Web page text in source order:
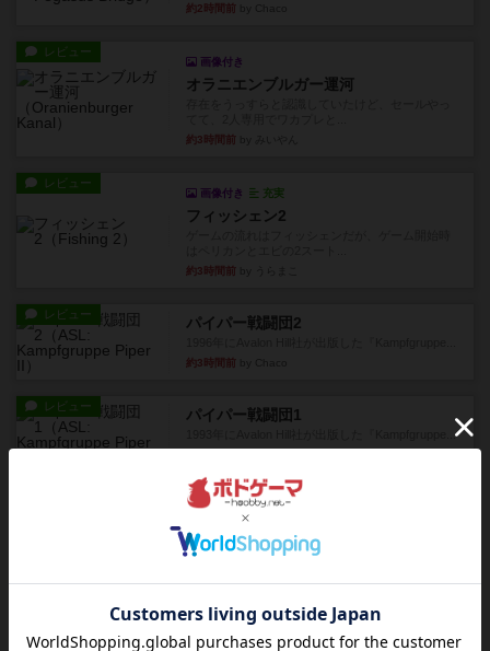
約2時間前
レビュー
画像付き
オラニエンブルガー運河
約3時間前
レビュー
画像付き 充実
フィッシェン2
約3時間前
レビュー パイパー戦闘団2
約3時間前
レビュー パイパー戦闘団1
1993年にAvalon Hill社が出版した『Kampfgruppe...
レッドバリケ－ド工場
1989年にAvalon Hill社が出版した『Red Barrica...
約4時間前by Chaco
オラニエンブルガー運河
友人の所持してるゲームをさせてもらいました。